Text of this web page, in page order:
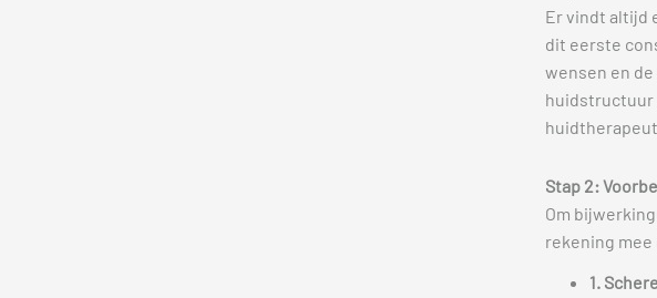
Er vindt altijd
dit eerste
wensen en
huidstructuur
Stap 2:
Om
rekening
1.